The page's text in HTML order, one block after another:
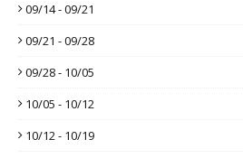
09/14 - 09/21
09/21 - 09/28
09/28 - 10/05
10/05 - 10/12
10/12 - 10/19